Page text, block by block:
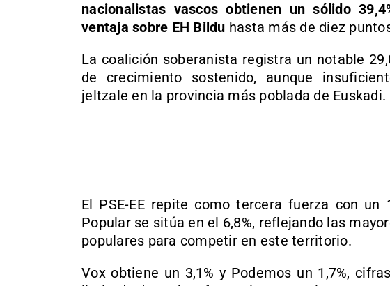
nacionalistas vascos obtienen un sólido
ventaja sobre EH Bildu hasta más de diez
La coalición soberanista registra un notable
de crecimiento sostenido, aunque
jeltzale en la provincia más poblada de Euskadi.
El PSE-EE repite como tercera fuerza con un
Popular se sitúa en el 6,8%, reflejando las
populares para competir en este territorio.
Vox obtiene un 3,1% y Podemos un 1,7%,